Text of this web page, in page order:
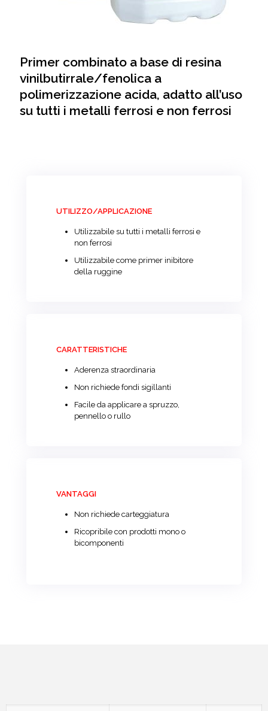
Primer combinato a base di resina
vinilbutirrale/fenolica a
polimerizzazione acida, adatto all’uso
su tutti i metalli ferrosi e non ferrosi
UTILIZZO/APPLICAZIONE
Utilizzabile su tutti i metalli ferrosi e
non ferrosi
Utilizzabile come primer inibitore
della ruggine
CARATTERISTICHE
Aderenza straordinaria
Non richiede fondi sigillanti
Facile da applicare a spruzzo,
pennello o rullo
VANTAGGI
Non richiede carteggiatura
Ricopribile con prodotti mono o
bicomponenti